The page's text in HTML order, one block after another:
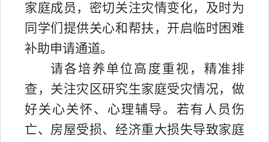
家庭成员，密切关注灾情变化，及时为
同学们提供关心和帮扶，开启临时困难
补助申请通道。
请各培养单位高度重视，精准排
查，关注灾区研究生家庭受灾情况，做
好关心关怀、心理辅导。若有人员伤
亡、房屋受损、经济重大损失导致家庭